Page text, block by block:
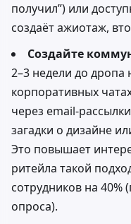
получил”) или
создаёт ажиотаж,
Создайте
2–3 недели до дропа
корпоративных
через email-
загадки о дизайне
Это повышает
ритейла такой
сотрудников на 40%
опроса).